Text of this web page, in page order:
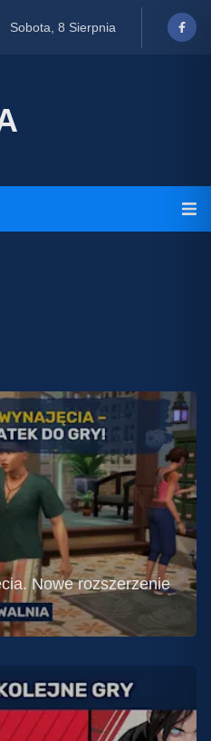
Sobota, 8 Sierpnia
Nowe rozszerzenie